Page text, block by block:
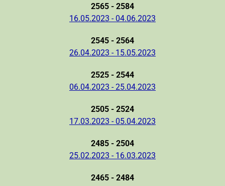
2565 - 2584
16.05.2023 - 04.06.2023
2545 - 2564
26.04.2023 - 15.05.2023
2525 - 2544
06.04.2023 - 25.04.2023
2505 - 2524
17.03.2023 - 05.04.2023
2485 - 2504
25.02.2023 - 16.03.2023
2465 - 2484